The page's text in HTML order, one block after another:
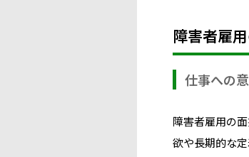
障害者雇
仕事への
障害者雇用の
欲や長期的な